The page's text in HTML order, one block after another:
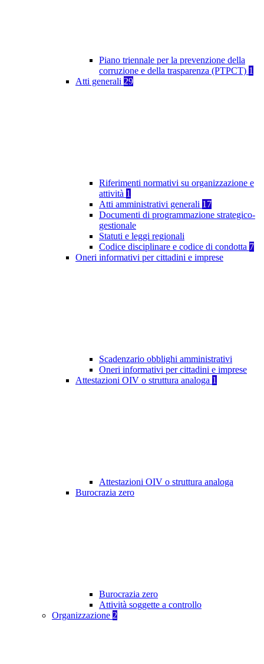
Piano triennale per la prevenzione della
corruzione e della trasparenza (PTPCT) 1
Atti generali 29
Riferimenti normativi su organizzazione e
attività 1
Atti amministrativi generali 17
Documenti di programmazione strategico-
gestionale
Statuti e leggi regionali
Codice disciplinare e codice di condotta 7
Oneri informativi per cittadini e imprese
Scadenzario obblighi amministrativi
Oneri informativi per cittadini e imprese
Attestazioni OIV o struttura analoga 1
Attestazioni OIV o struttura analoga
Burocrazia zero
Burocrazia zero
Attività soggette a controllo
Organizzazione 2